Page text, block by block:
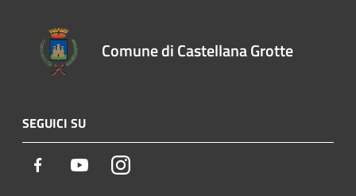
Comune di Castellana Grotte
SEGUICI SU
Facebook YoutubeInstagram